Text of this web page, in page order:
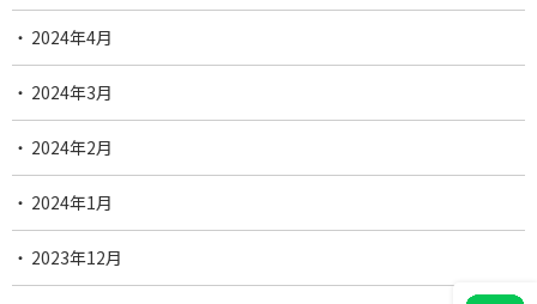
2024年4月
2024年3月
2024年2月
2024年1月
2023年12月